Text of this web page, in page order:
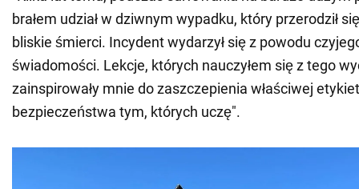
brałem udział w dziwnym wypadku, który przerodził
bliskie śmierci. Incydent wydarzył się z powodu
świadomości. Lekcje, których nauczyłem się z tego
zainspirowały mnie do zaszczepienia właściwej
bezpieczeństwa tym, których uczę".